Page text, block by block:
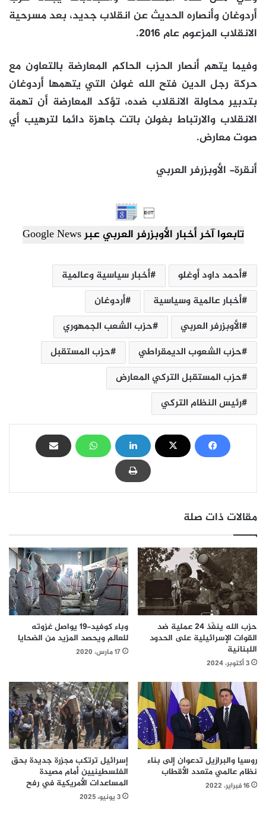
أردوغان وأنصاره الحديث عن انقلاب جديد، بعد مسرحية
الانقلاب المزعوم عام 2016.
وفيما يتهم أنصار الحزب الحاكم المعارضة بالتعاون مع
حركة رجل الدين فتح الله غولن التي يتهمها أردوغان
بتدبير محاولة الانقلاب ضده، تؤكد المعارضة أن تهمة
الانقلاب والارتباط بغولن باتت جاهزة دائما لترهيب أي
صوت معارض.
أنقرة- الأوبزرفر العربي

تابعوا آخر أخبار الأوبزرفر العربي عبر Google News
أحمد داود أوغلو
أخبار سياسية وعالمية
أخبار عالمية وسياسية
أردوغان
الأوبزرفر العربي
حزب الشعب الجمهوري
حزب الشعوب الديمقراطي
حزب المستقبل
حزب المستقبل التركي المعارض
رئيس النظام التركي
مقالات ذات صلة
حزب الله ينفّذ 24 عملية ضد
القوات الإسرائيلية على الحدود
اللبنانية
3 أكتوبر، 2024
وباء كوفيد-19 يواصل غزوته
للعالم ويحصد المزيد من الضحايا
17 مارس، 2020
روسيا والبرازيل تدعوان إلى بناء
نظام عالمي متعدد الأقطاب
16 فبراير، 2022
إسرائيل ترتكب مجزرة جديدة بحق
الفلسطينيين أمام مصيدة
المساعدات الأمريكية في رفح
3 يونيو، 2025